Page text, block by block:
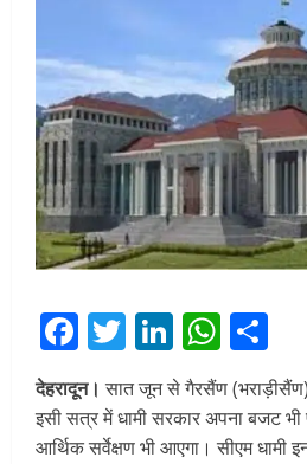
Facebook
Twitter
LinkedIn
देहरादून। सात जून से गैरसैंण (भराड़ीसैंण)
इसी सत्र में धामी सरकार अपना बजट
आर्थिक सर्वेक्षण भी आएगा। सीएम धामी